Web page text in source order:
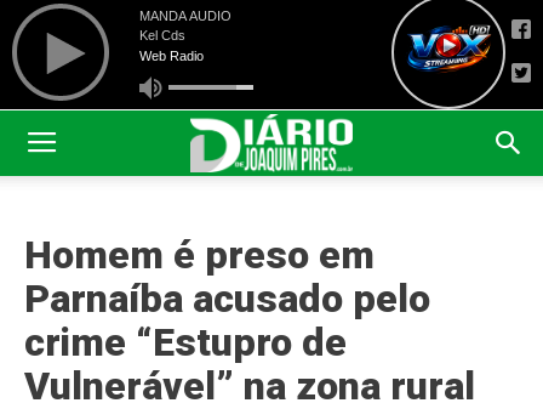
Homem é preso em
Parnaíba acusado pelo
crime “Estupro de
Vulnerável” na zona rural